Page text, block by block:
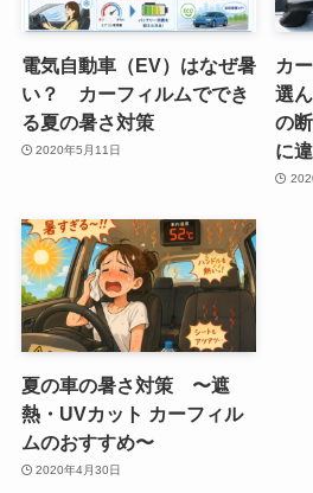
電気自動車（EV）はなぜ暑
い？ カーフィルムででき
る夏の暑さ対策
2020年5月11日
カ
選
の
に
夏の車の暑さ対策 〜遮
熱・UVカット カーフィル
ムのおすすめ〜
2020年4月30日